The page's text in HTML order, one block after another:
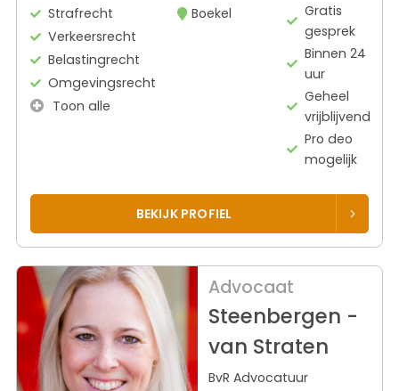
Strafrecht
Verkeersrecht
Belastingrecht
Omgevingsrecht
Toon alle
Boekel
Gratis
gesprek
Binnen 24
uur
Geheel
vrijblijvend
Pro deo
mogelijk
BEKIJK PROFIEL
Advocaat
Steenbergen -
van Straten
BvR Advocatuur